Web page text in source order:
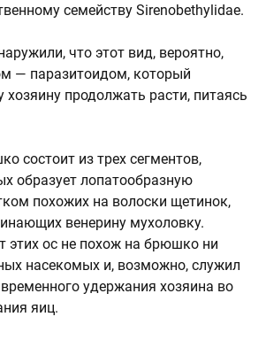
семейству Sirenobethylidae.
что этот вид, вероятно,
— паразитоидом, который
хозяину продолжать расти, питаясь
состоит из трех сегментов,
образует лопатообразную
похожих на волоски щетинок,
венерину мухоловку.
этих ос не похож на брюшко ни
насекомых и, возможно, служил
удержания хозяина во
яиц.